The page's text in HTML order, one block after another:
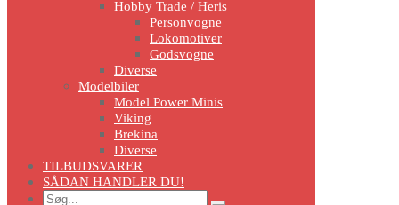
Hobby Trade / Heris
Personvogne
Lokomotiver
Godsvogne
Diverse
Modelbiler
Model Power Minis
Viking
Brekina
Diverse
TILBUDSVARER
SÅDAN HANDLER DU!
Search